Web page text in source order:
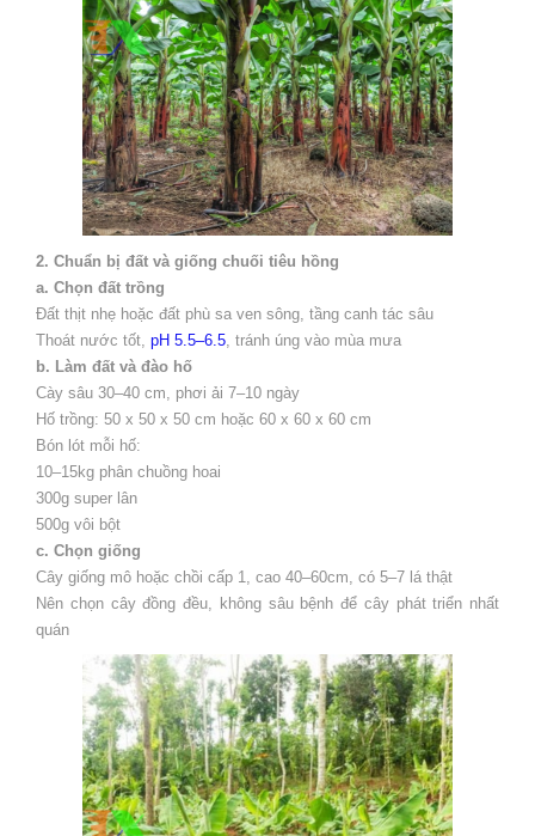
2. Chuẩn bị đất và giống chuối tiêu hồng
a. Chọn đất trồng
Đất thịt nhẹ hoặc đất phù sa ven sông, tầng canh tác sâu
Thoát nước tốt, pH 5.5–6.5, tránh úng vào mùa mưa
b. Làm đất và đào hố
Cày sâu 30–40 cm, phơi ải 7–10 ngày
Hố trồng: 50 x 50 x 50 cm hoặc 60 x 60 x 60 cm
Bón lót mỗi hố:
10–15kg phân chuồng hoai
300g super lân
500g vôi bột
c. Chọn giống
Cây giống mô hoặc chồi cấp 1, cao 40–60cm, có 5–7 lá thật
Nên chọn cây đồng đều, không sâu bệnh để cây phát triển nhất
quán